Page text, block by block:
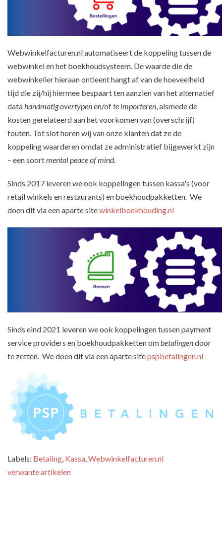
Webwinkelfacturen.nl automatiseert de koppeling tussen de
webwinkel en het boekhoudsysteem. De waarde die de
webwinkelier hieraan ontleent hangt af van de hoeveelheid
tijd die zij/hij hiermee bespaart ten aanzien van het alternatief
datahandmatig overtypenen/ofte importeren, alsmede de
kosten gerelateerd aan het voorkomen van (overschrijf)
fouten. Tot slot horen wij van onze klanten dat ze de
koppeling waarderen omdat ze administratief bijgewerkt zijn
– een soortmental peace of mind.
Sinds 2017 leveren we ook koppelingen tussen kassa's (voor
retail winkels en restaurants) en boekhoudpakketten. We
doen dit via een aparte sitewinkelboekhouding.nl
Sinds eind 2021 leveren we ook koppelingen tussen payment
service providers en boekhoudpakketten ombetalingendoor
te zetten. We doen dit via een aparte sitepspbetalingen.nl
Labels: Betaling, Kassa,Webwinkelfacturen.nl
verwante artikelen